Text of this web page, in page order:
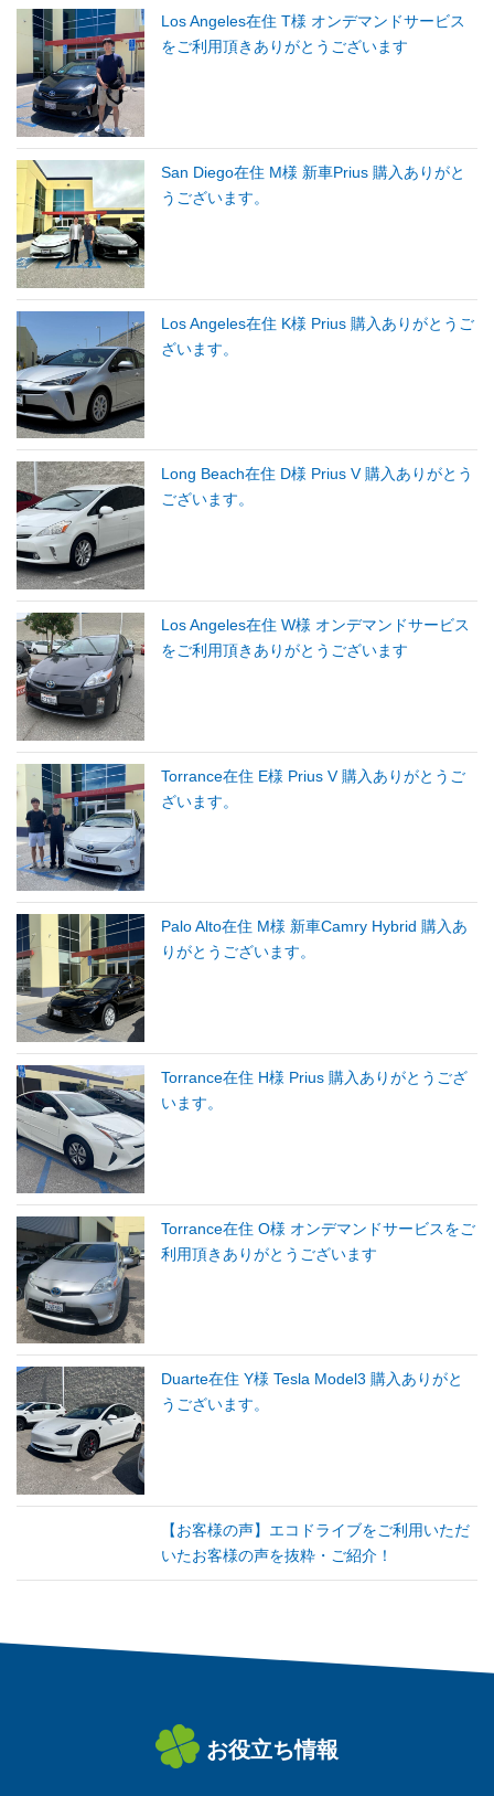
Los Angeles在住 T様 オンデマンドサービス
をご利用頂きありがとうございます
San Diego在住 M様 新車Prius 購入ありがと
うございます。
Los Angeles在住 K様 Prius 購入ありがとうご
ざいます。
Long Beach在住 D様 Prius V 購入ありがとう
ございます。
Los Angeles在住 W様 オンデマンドサービス
をご利用頂きありがとうございます
Torrance在住 E様 Prius V 購入ありがとうご
ざいます。
Palo Alto在住 M様 新車Camry Hybrid 購入あ
りがとうございます。
Torrance在住 H様 Prius 購入ありがとうござ
います。
Torrance在住 O様 オンデマンドサービスをご
利用頂きありがとうございます
Duarte在住 Y様 Tesla Model3 購入ありがと
うございます。
【お客様の声】エコドライブをご利用いただ
いたお客様の声を抜粋・ご紹介！
お役立ち情報